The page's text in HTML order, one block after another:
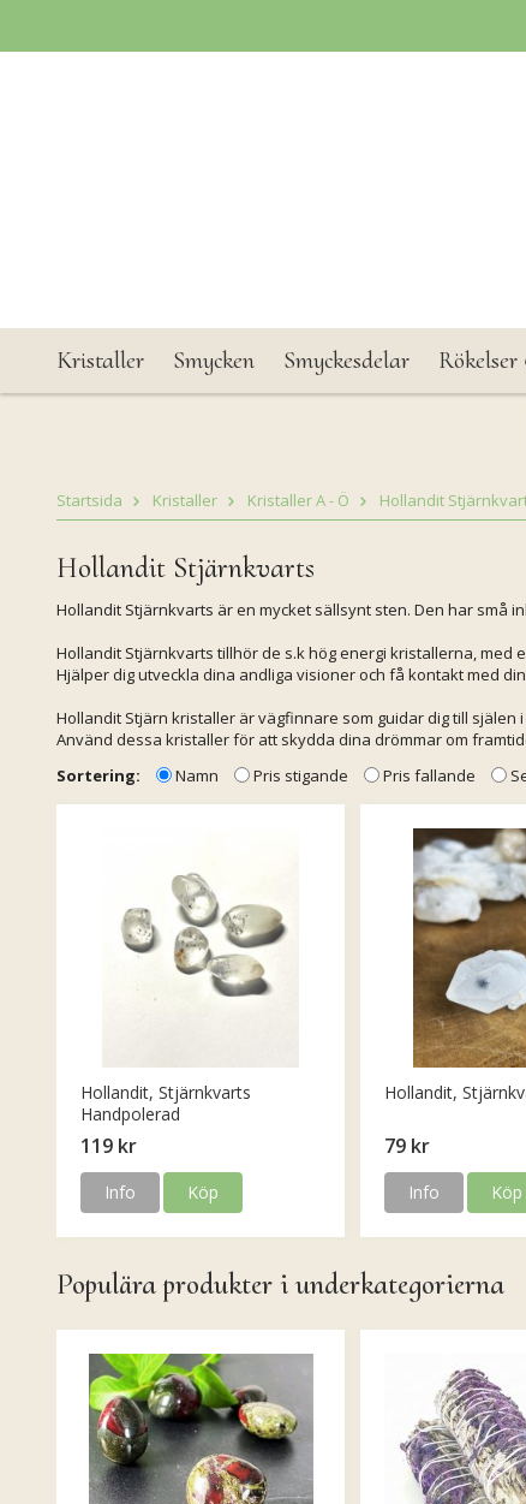
Kristaller Smycken Smyckesdelar
Startsida Kristaller Kristaller A - Ö Hollandit
Hollandit Stjärnkvarts
Hollandit Stjärnkvarts är en mycket sällsynt sten. Den har små
Hollandit Stjärnkvarts tillhör de s.k hög energi kristallerna,
Hjälper dig utveckla dina andliga visioner och få kontakt med
Hollandit Stjärn kristaller är vägfinnare som guidar dig till själen
Använd dessa kristaller för att skydda dina drömmar om
Sortering:
Namn Pris stigande Pris fallande
Hollandit, Stjärnkvarts
Handpolerad
119 kr
Info Köp
Hollandit,
79 kr
Info Köp
Populära produkter i underkategorierna